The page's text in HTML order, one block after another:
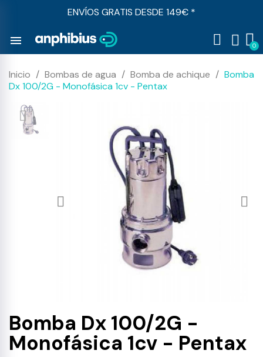
ENVÍOS GRATIS DESDE 149€ *
menu
Inicio Bombas de agua Bomba de achique
Bomba
Dx 100/2G - Monofásica 1cv - Pentax
Bomba Dx 100/2G -
Monofásica 1cv - Pentax